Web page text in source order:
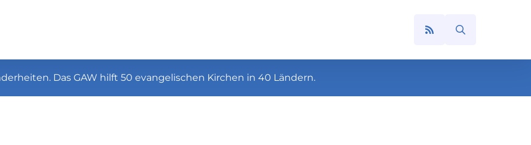
Das GAW hilft 50 evangelischen Kirchen in 40 Ländern.